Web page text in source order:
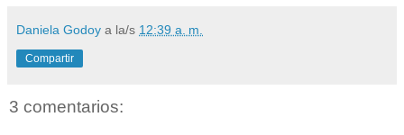
Daniela Godoy a la/s 12:39 a. m.
Compartir
3 comentarios: